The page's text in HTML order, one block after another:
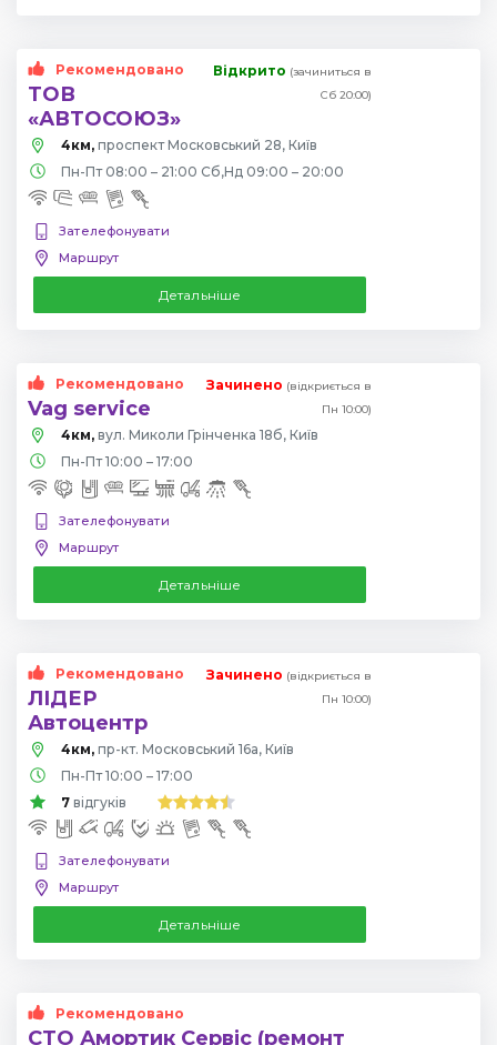
Рекомендовано
ТОВ
«АВТОСОЮЗ»
Відкрито (зачиниться в
Сб 20:00)
4км, проспект Московський 28, Київ
Пн-Пт 08:00 – 21:00 Сб,Нд 09:00 – 20:00
Зателефонувати
Маршрут
Детальніше
Рекомендовано
Vag service
Зачинено (відкриється в
Пн 10:00)
4км, вул. Миколи Грінченка 18б, Київ
Пн-Пт 10:00 – 17:00
Зателефонувати
Маршрут
Детальніше
Рекомендовано
ЛІДЕР
Автоцентр
Зачинено (відкриється в
Пн 10:00)
4км, пр-кт. Московський 16а, Київ
Пн-Пт 10:00 – 17:00
7 відгуків
Зателефонувати
Маршрут
Детальніше
Рекомендовано
СТО Амортик Сервіс (ремонт